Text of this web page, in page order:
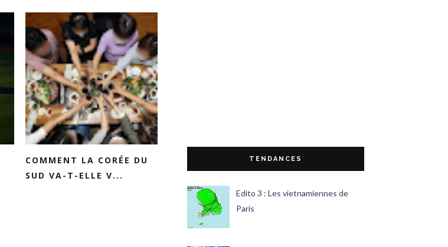
COMMENT LA CORÉE DU
SUD VA-T-ELLE V...
TENDANCES
Edito 3 : Les vietnamiennes de
Paris